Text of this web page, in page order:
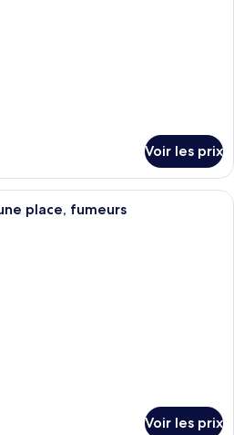
Voir les prix
Une chambre d’hôtel comprenant
place, fumeurs
Voir les prix